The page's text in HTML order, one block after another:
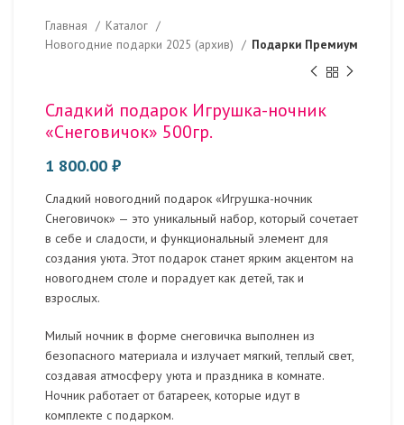
Главная
Каталог
Новогодние подарки 2025 (архив)
Подарки Премиум
Сладкий подарок Игрушка-ночник
«Снеговичок» 500гр.
1 800.00 ₽
Сладкий новогодний подарок «Игрушка-ночник
Снеговичок» — это уникальный набор, который сочетает
в себе и сладости, и функциональный элемент для
создания уюта. Этот подарок станет ярким акцентом на
новогоднем столе и порадует как детей, так и
взрослых.
Милый ночник в форме снеговичка выполнен из
безопасного материала и излучает мягкий, теплый свет,
создавая атмосферу уюта и праздника в комнате.
Ночник работает от батареек, которые идут в
комплекте с подарком.